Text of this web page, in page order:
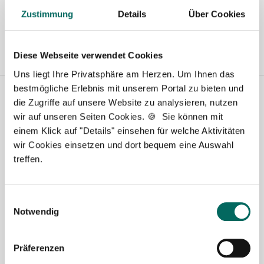
Zustimmung Details Über Cookies
Diese Webseite verwendet Cookies
Uns liegt Ihre Privatsphäre am Herzen. Um Ihnen das
bestmögliche Erlebnis mit unserem Portal zu bieten und
die Zugriffe auf unsere Website zu analysieren, nutzen
wir auf unseren Seiten Cookies. 🍪 Sie können mit
einem Klick auf "Details" einsehen für welche Aktivitäten
wir Cookies einsetzen und dort bequem eine Auswahl
treffen.
Notwendig
Präferenzen
Prozess sehr effizient.
Ansprechpartnerin
Sie haben Fragen zu den Leistungen des Deutschen
Apotheker Service im Rahmen der Bewerbersuche?